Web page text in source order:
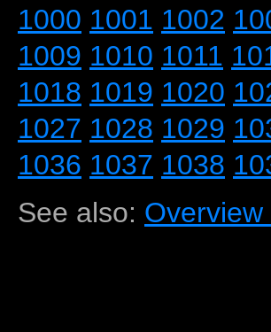
1000 1001 1002
1009 1010 1011
1018 1019 1020
1027 1028 1029
1036 1037 1038
See also: